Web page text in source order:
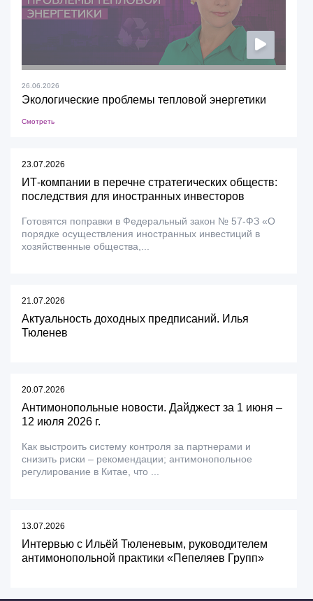
26.06.2026
Экологические проблемы тепловой энергетики
Смотреть
23.07.2026
ИТ-компании в перечне стратегических обществ:
последствия для иностранных инвесторов
Готовятся поправки в Федеральный закон № 57-ФЗ «О
порядке осуществления иностранных инвестиций в
хозяйственные общества,...
21.07.2026
Актуальность доходных предписаний. Илья
Тюленев
20.07.2026
Антимонопольные новости. Дайджест за 1 июня –
12 июля 2026 г.
Как выстроить систему контроля за партнерами и
снизить риски – рекомендации; антимонопольное
регулирование в Китае, что ...
13.07.2026
Интервью с Ильёй Тюленевым, руководителем
антимонопольной практики «Пепеляев Групп»